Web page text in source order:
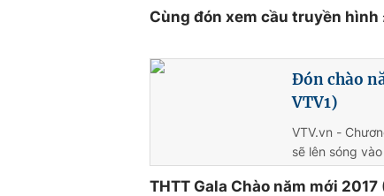
Cùng đón xem cầu truyền hình
Đón chào
VTV1)
VTV.vn -
sẽ lên sóng
THTT Gala Chào năm mới